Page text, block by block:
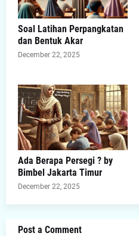
Soal Latihan Perpangkatan
dan Bentuk Akar
December 22, 2025
Ada Berapa Persegi ? by
Bimbel Jakarta Timur
December 22, 2025
Post a Comment